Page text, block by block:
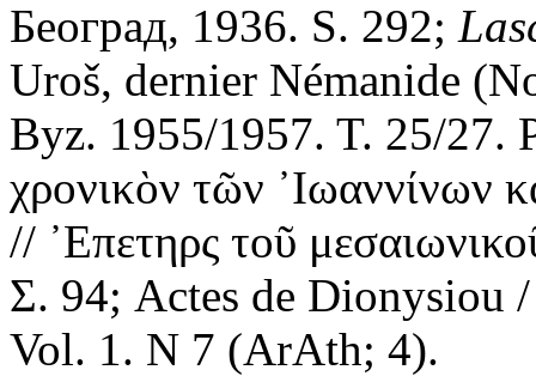
Београд, 1936. S. 292;
Uroš, dernier Némanide
Byz. 1955/1957. T. 25/27.
χρονικὸν τῶν ᾿Ιωαννίνων
// ᾿Επετηρς τοῦ
Σ. 94; Actes de Dionysiou
Vol. 1. N 7 (ArAth; 4).